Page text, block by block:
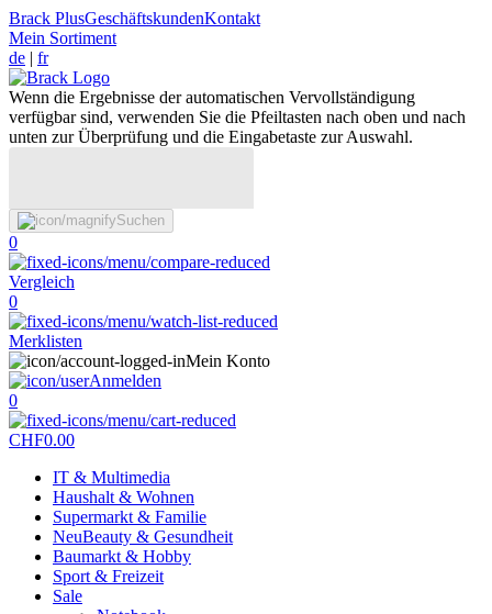
Brack PlusGeschäftskundenKontakt
Mein Sortiment
de | fr
Wenn die Ergebnisse der automatischen Vervollständigung
verfügbar sind, verwenden Sie die Pfeiltasten nach oben und nach
unten zur Überprüfung und die Eingabetaste zur Auswahl.
Suchen
0
Vergleich
0
Merklisten
Mein Konto
Anmelden
0
CHF0.00
IT & Multimedia
Haushalt & Wohnen
Supermarkt & Familie
NeuBeauty & Gesundheit
Baumarkt & Hobby
Sport & Freizeit
Sale